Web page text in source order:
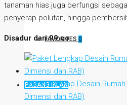
FAVORITES 0
PASANG IKLAN
tanaman hias juga berfungsi
penyerap polutan, hingga
Disadur dari 99.co
Paket Lengkap Desain
Dimensi dan RAB)